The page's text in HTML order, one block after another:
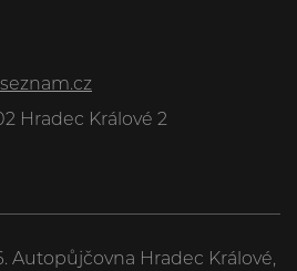
Hradec Králové 2
Autopůjčovna Hradec Králové,